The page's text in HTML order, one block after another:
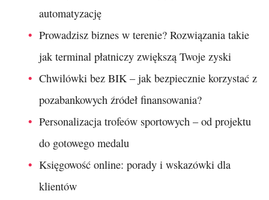
automatyzację
Prowadzisz biznes w terenie? Rozwiązania takie
jak terminal płatniczy zwiększą Twoje zyski
Chwilówki bez BIK – jak bezpiecznie korzystać z
pozabankowych źródeł finansowania?
Personalizacja trofeów sportowych – od projektu
do gotowego medalu
Księgowość online: porady i wskazówki dla
klientów